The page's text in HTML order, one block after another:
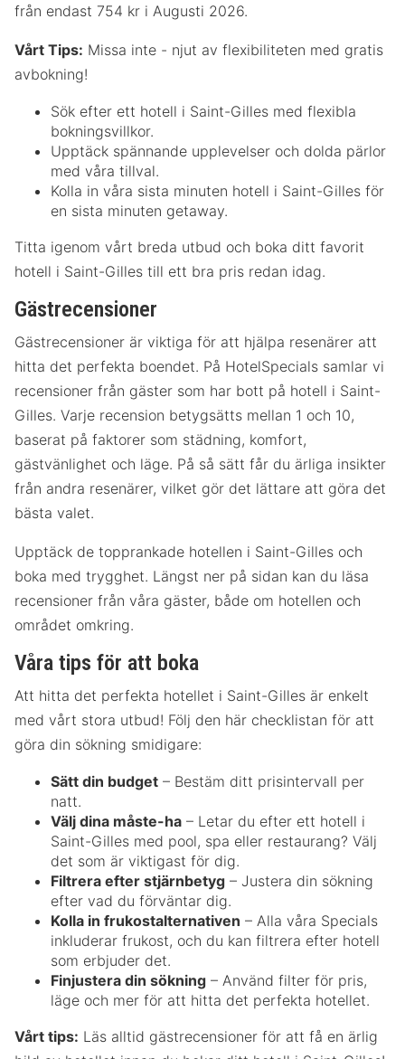
från endast 754 kr i Augusti 2026.
Vårt Tips: Missa inte - njut av flexibiliteten med gratis
avbokning!
Sök efter ett hotell i Saint-Gilles med flexibla
bokningsvillkor.
Upptäck spännande upplevelser och dolda pärlor
med våra tillval.
Kolla in våra sista minuten hotell i Saint-Gilles för
en sista minuten getaway.
Titta igenom vårt breda utbud och boka ditt favorit
hotell i Saint-Gilles till ett bra pris redan idag.
Gästrecensioner
Gästrecensioner är viktiga för att hjälpa resenärer att
hitta det perfekta boendet. På HotelSpecials samlar vi
recensioner från gäster som har bott på hotell i Saint-
Gilles. Varje recension betygsätts mellan 1 och 10,
baserat på faktorer som städning, komfort,
gästvänlighet och läge. På så sätt får du ärliga insikter
från andra resenärer, vilket gör det lättare att göra det
bästa valet.
Upptäck de topprankade hotellen i Saint-Gilles och
boka med trygghet. Längst ner på sidan kan du läsa
recensioner från våra gäster, både om hotellen och
området omkring.
Våra tips för att boka
Att hitta det perfekta hotellet i Saint-Gilles är enkelt
med vårt stora utbud! Följ den här checklistan för att
göra din sökning smidigare:
Sätt din budget – Bestäm ditt prisintervall per
natt.
Välj dina måste-ha – Letar du efter ett hotell i
Saint-Gilles med pool, spa eller restaurang? Välj
det som är viktigast för dig.
Filtrera efter stjärnbetyg – Justera din sökning
efter vad du förväntar dig.
Kolla in frukostalternativen – Alla våra Specials
inkluderar frukost, och du kan filtrera efter hotell
som erbjuder det.
Finjustera din sökning – Använd filter för pris,
läge och mer för att hitta det perfekta hotellet.
Vårt tips: Läs alltid gästrecensioner för att få en ärlig